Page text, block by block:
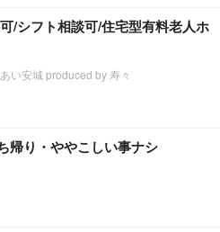
/シフト相談可/住宅型有料老人ホ
い安城 produced by 寿々
帰り・ややこしい事ナシ